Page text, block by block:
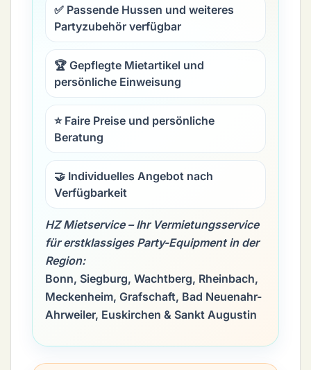
✅ Passende Hussen und weiteres
Partyzubehör verfügbar
🏆 Gepflegte Mietartikel und
persönliche Einweisung
⭐ Faire Preise und persönliche
Beratung
🤝 Individuelles Angebot nach
Verfügbarkeit
HZ Mietservice – Ihr Vermietungsservice
für erstklassiges Party-Equipment in der
Region:
Bonn, Siegburg, Wachtberg, Rheinbach,
Meckenheim, Grafschaft, Bad Neuenahr-
Ahrweiler, Euskirchen & Sankt Augustin